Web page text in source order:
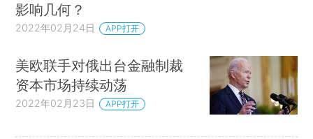
影响几何？
2022年02月24日 APP打开
美欧联手对俄出台金融制裁
资本市场持续动荡
2022年02月23日 APP打开